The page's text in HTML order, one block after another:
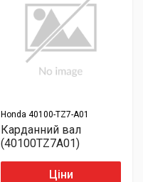
Honda 40100-TZ7-A01
Карданний вал
(40100TZ7A01)
Ціни